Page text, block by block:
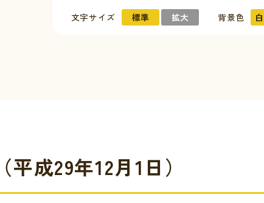
文字サイズ 標準 拡大 背景色 白
成29年12月1日）